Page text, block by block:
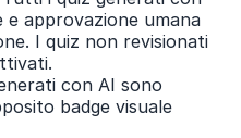
e approvazione umana
I quiz non revisionati
con AI sono
badge visuale